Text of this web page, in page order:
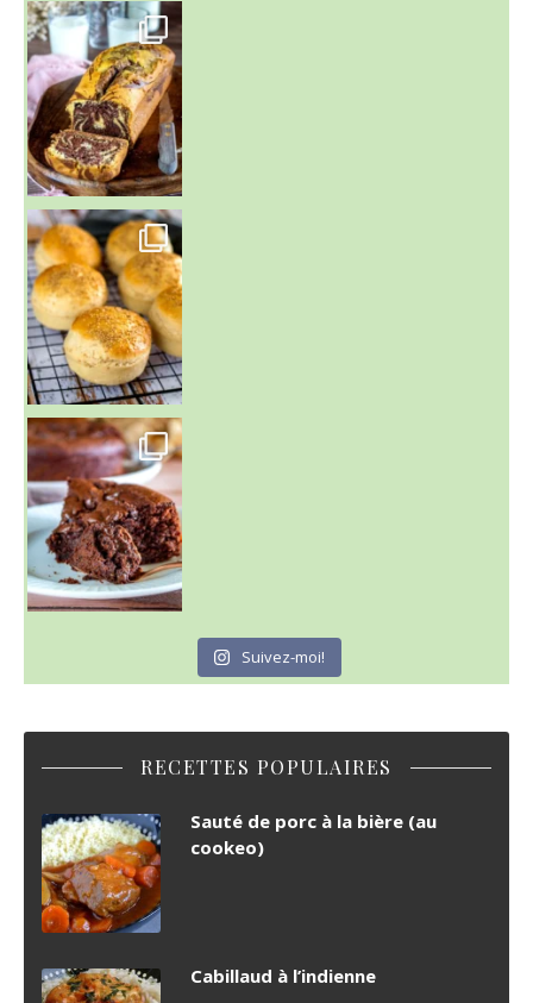
~ BUNS MAISON ~
Un peu de boulange par ici au
~ GÂTEAU FONDANT CHOCO NOISETTE ~
C'est lundi
Suivez-moi!
RECETTES POPULAIRES
Sauté de porc à la bière (au
cookeo)
Cabillaud à l’indienne